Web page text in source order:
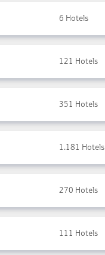
6 Hotels
121 Hotels
351 Hotels
1.181 Hotels
270 Hotels
111 Hotels